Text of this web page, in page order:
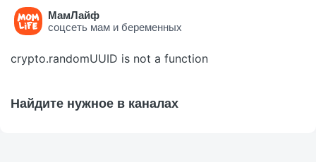
МамЛайф
соцсеть мам и беременных
Ошибка на странице
crypto.randomUUID is not a function
Найдите нужное в каналах